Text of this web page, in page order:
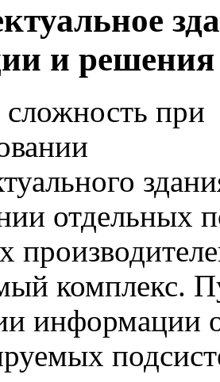
и решения
при
отдельных
комплекс.
информации